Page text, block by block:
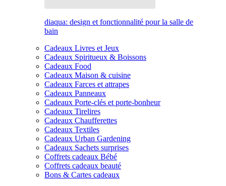
diaqua: design et fonctionnalité pour la salle de
bain
Cadeaux Livres et Jeux
Cadeaux Spiritueux & Boissons
Cadeaux Food
Cadeaux Maison & cuisine
Cadeaux Farces et attrapes
Cadeaux Panneaux
Cadeaux Porte-clés et porte-bonheur
Cadeaux Tirelires
Cadeaux Chaufferettes
Cadeaux Textiles
Cadeaux Urban Gardening
Cadeaux Sachets surprises
Coffrets cadeaux Bébé
Coffrets cadeaux beauté
Bons & Cartes cadeaux